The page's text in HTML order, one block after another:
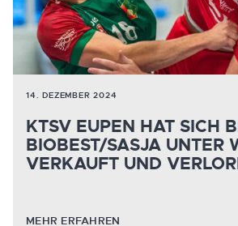
14. DEZEMBER 2024
KTSV EUPEN HAT SICH
BIOBEST/SASJA UNTER
VERKAUFT UND
MEHR ERFAHREN